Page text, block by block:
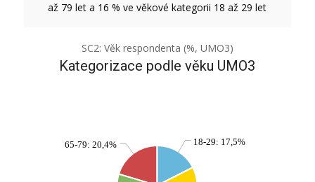
až 79 let a 16 % ve věkové kategorii 18 až 29 let
SC2: Věk respondenta (%, UMO3)
Kategorizace podle věku UMO3
18-29: 17,5%
65-79: 20,4%